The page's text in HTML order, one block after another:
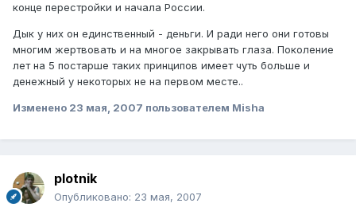
конце перестройки и начала России.
Дык у них он единственный - деньги. И ради него они готовы
многим жертвовать и на многое закрывать глаза. Поколение
лет на 5 постарше таких принципов имеет чуть больше и
денежный у некоторых не на первом месте..
Изменено 23 мая, 2007 пользователем Misha
plotnik
Опубликовано: 23 мая, 2007